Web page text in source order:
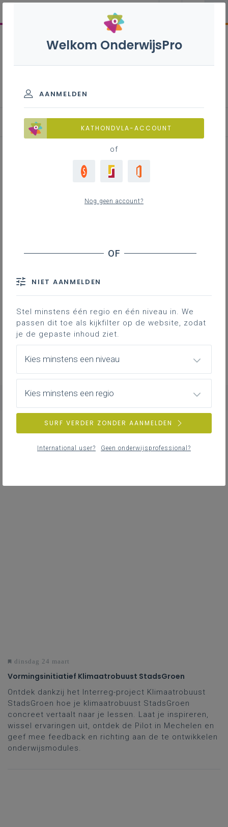
leerjaar
Achtergrond
Geen zoekresultaten
zoekcriteria.
Probeer een andere zoekopdracht.
NIEUWS ALLE NIEUWS
dinsdag 24 maart
Vormingsinitiatief Klimaatrobuust StadsGroen
Ontdek dankzij het Interreg-project Klimaatrobuust
StadsGroen hoe je klimaatrobuust StadsGroen
concreet vertaalt naar je lessen. Laat je inspireren,
wissel ervaringen uit, ontdek de Pilot in Mechelen en
geef mee feedback en richting aan de te ontwikkelen
onderwijsmodules.
Welkom OnderwijsPro
AANMELDEN
KATHONDVLA-ACCOUNT
of
Nog geen account?
NIET AANMELDEN
Stel minstens één regio en één niveau in. We
passen dit toe als kijkfilter op de website, zodat
je de gepaste inhoud ziet.
Kies minstens een niveau
Kies minstens een regio
SURF VERDER ZONDER AANMELDEN
International user? Geen onderwijsprofessional?